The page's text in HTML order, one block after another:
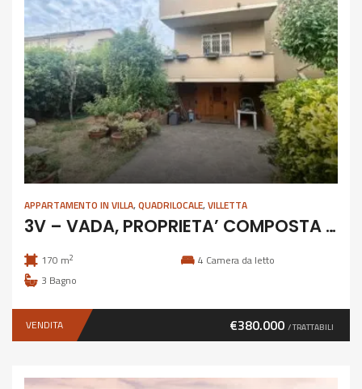
APPARTAMENTO IN VILLA,QUADRILOCALE,VILLETTA
3V – VADA, PROPRIETA’ COMPOSTA DA DUE APPARTAMENTI
170 m2 4 Camera da letto
3 Bagno
VENDITA €380.000 / TRATTABILI